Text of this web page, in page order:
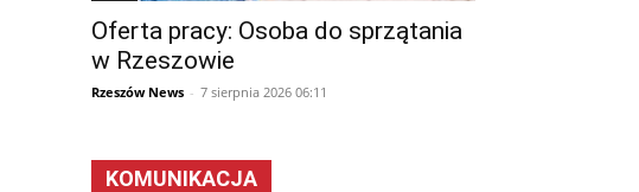
Oferta pracy: Osoba do sprzątania
w Rzeszowie
Rzeszów News - 7 sierpnia 2026 06:11
KOMUNIKACJA